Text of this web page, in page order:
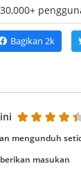
30,000+
Bagikan 2k
mengunduh
masukan